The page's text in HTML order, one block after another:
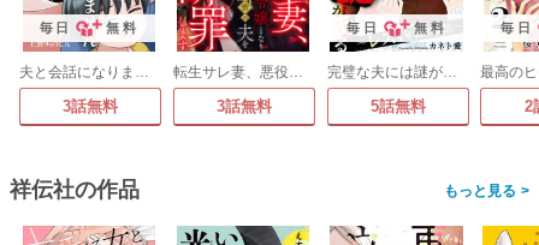
毎日 無料
夫と会話になりません
3話無料
転生サレ妻、悪役令嬢となり前世の夫を断罪します
3話無料
毎日 無料
完璧な夫には謎がある～レス4年目の事情～
5話無料
毎日
2
祥伝社の作品 >